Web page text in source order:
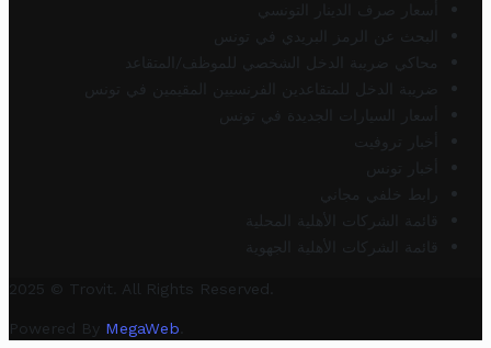
أسعار صرف الدينار التونسي
البحث عن الرمز البريدي في تونس
محاكي ضريبة الدخل الشخصي للموظف/المتقاعد
ضريبة الدخل للمتقاعدين الفرنسيين المقيمين في تونس
أسعار السيارات الجديدة في تونس
أخبار تروفيت
أخبار تونس
رابط خلفي مجاني
قائمة الشركات الأهلية المحلية
قائمة الشركات الأهلية الجهوية
2025 © Trovit. All Rights Reserved.
Powered By MegaWeb